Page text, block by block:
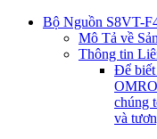
Bộ Nguồn S8VT-
Mô Tả về
Thông tin
Để biết
chúng
và